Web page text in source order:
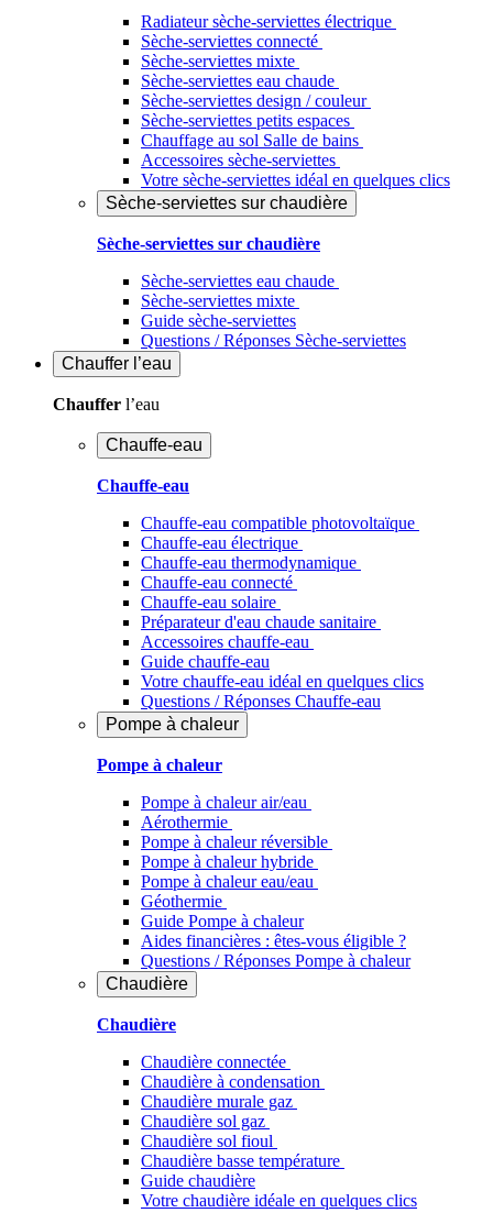
Radiateur sèche-serviettes électrique
Sèche-serviettes connecté
Sèche-serviettes mixte
Sèche-serviettes eau chaude
Sèche-serviettes design / couleur
Sèche-serviettes petits espaces
Chauffage au sol Salle de bains
Accessoires sèche-serviettes
Votre sèche-serviettes idéal en quelques clics
Sèche-serviettes sur chaudière
Sèche-serviettes sur chaudière
Sèche-serviettes eau chaude
Sèche-serviettes mixte
Guide sèche-serviettes
Questions / Réponses Sèche-serviettes
Chauffer l’eau
Chauffer l’eau
Chauffe-eau
Chauffe-eau
Chauffe-eau compatible photovoltaïque
Chauffe-eau électrique
Chauffe-eau thermodynamique
Chauffe-eau connecté
Chauffe-eau solaire
Préparateur d'eau chaude sanitaire
Accessoires chauffe-eau
Guide chauffe-eau
Votre chauffe-eau idéal en quelques clics
Questions / Réponses Chauffe-eau
Pompe à chaleur
Pompe à chaleur
Pompe à chaleur air/eau
Aérothermie
Pompe à chaleur réversible
Pompe à chaleur hybride
Pompe à chaleur​ eau/eau
Géothermie
Guide Pompe à chaleur
Aides financières : êtes-vous éligible ?
Questions / Réponses Pompe à chaleur
Chaudière
Chaudière
Chaudière connectée
Chaudière à condensation
Chaudière murale gaz
Chaudière sol gaz
Chaudière sol fioul
Chaudière basse température
Guide chaudière
Votre chaudière idéale en quelques clics